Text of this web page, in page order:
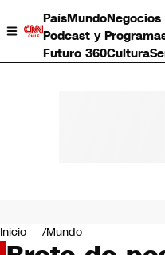
PaísMundoNegocios
Podcast y
Futuro 360Cultura
Negocios
Deportes
Inicio Mundo